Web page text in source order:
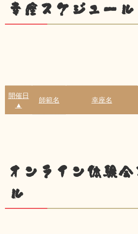
幸座スケジュール
開催日
▲
師範名 幸座名
オンライン体験
ル